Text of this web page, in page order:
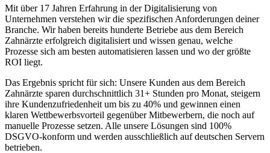
Mit über 17 Jahren Erfahrung in der Digitalisierung von
Unternehmen verstehen wir die spezifischen Anforderungen deiner
Branche. Wir haben bereits hunderte Betriebe aus dem Bereich
Zahnärzte erfolgreich digitalisiert und wissen genau, welche
Prozesse sich am besten automatisieren lassen und wo der größte
ROI liegt.
Das Ergebnis spricht für sich: Unsere Kunden aus dem Bereich
Zahnärzte sparen durchschnittlich 31+ Stunden pro Monat, steigern
ihre Kundenzufriedenheit um bis zu 40% und gewinnen einen
klaren Wettbewerbsvorteil gegenüber Mitbewerbern, die noch auf
manuelle Prozesse setzen. Alle unsere Lösungen sind 100%
DSGVO-konform und werden ausschließlich auf deutschen Servern
betrieben.